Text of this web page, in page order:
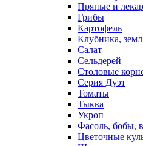
Пряные и
Грибы
Картофель
Клубника,
Салат
Сельдерей
Столовые
Серия Дуэт
Томаты
Тыква
Укроп
Фасоль, бобы,
Цветочные